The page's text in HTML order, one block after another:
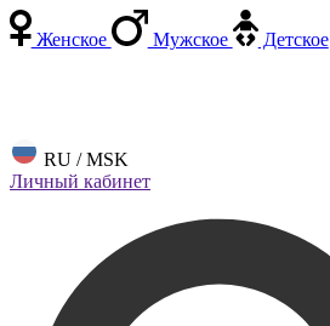
Женское Мужское Детское
RU / MSK
Личный кабинет